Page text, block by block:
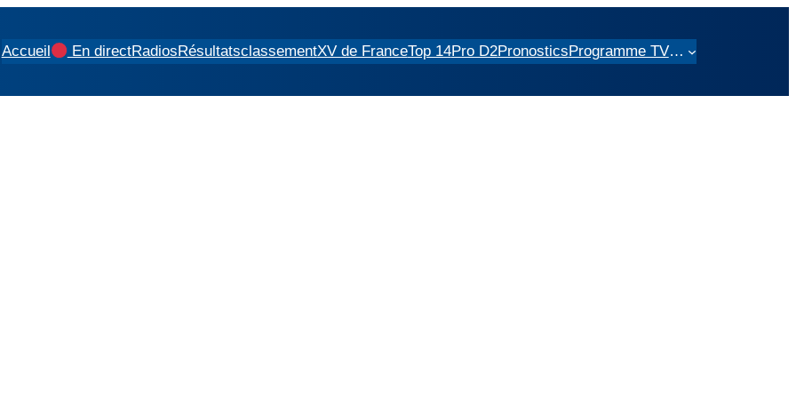
Accueil En directRadiosRésultatsclassementXV de FranceTop 14Pro D2PronosticsProgramme TV…